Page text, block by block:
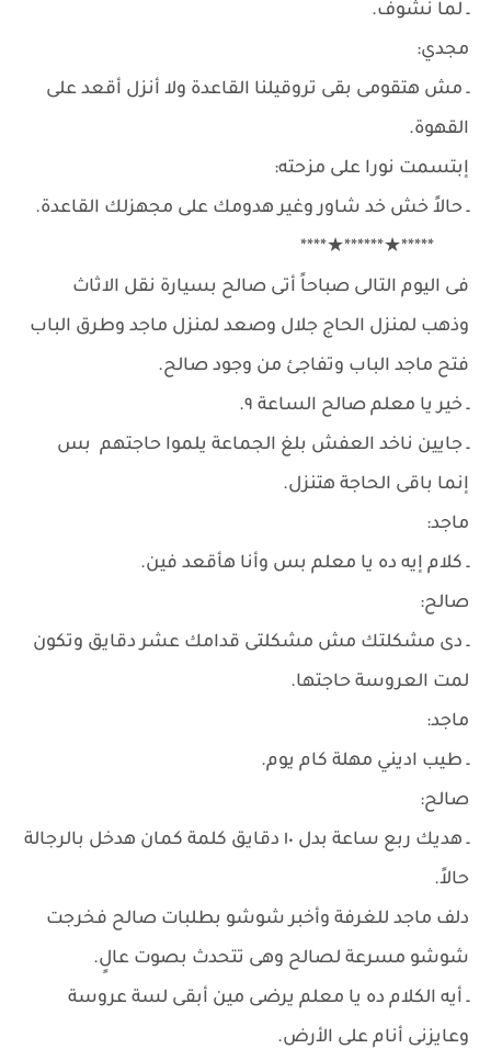
ـ لما نشوف.
مجدي:
ـ مش هتقومى بقى تروقيلنا القاعدة ولا أنزل أقعد على
القهوة.
إبتسمت نورا على مزحته:
ـ حالاً خش خد شاور وغير هدومك على مجهزلك القاعدة.
*****★******★****
فى اليوم التالى صباحاً أتى صالح بسيارة نقل الاثاث
وذهب لمنزل الحاج جلال وصعد لمنزل ماجد وطرق الباب
فتح ماجد الباب وتفاجئ من وجود صالح.
ـ خير يا معلم صالح الساعة ٩.
ـ جايين ناخد العفش بلغ الجماعة يلموا حاجتهم بس
إنما باقى الحاجة هتنزل.
ماجد:
ـ كلام إيه ده يا معلم بس وأنا هأقعد فين.
صالح:
ـ دى مشكلتك مش مشكلتى قدامك عشر دقايق وتكون
لمت العروسة حاجتها.
ماجد:
ـ طيب اديني مهلة كام يوم.
صالح:
ـ هديك ربع ساعة بدل ١٠ دقايق كلمة كمان هدخل بالرجالة
حالاً.
دلف ماجد للغرفة وأخبر شوشو بطلبات صالح فخرجت
شوشو مسرعة لصالح وهى تتحدث بصوت عالٍ.
ـ أيه الكلام ده يا معلم يرضى مين أبقى لسة عروسة
وعايزنى أنام على الأرض.